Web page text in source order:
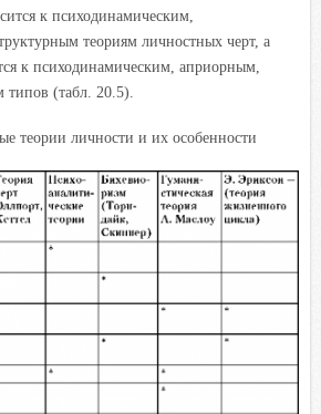
к психодинамическим,
теориям личностных черт, а
к психодинамическим, априорным,
(табл. 20.5).
теории личности и их особенности